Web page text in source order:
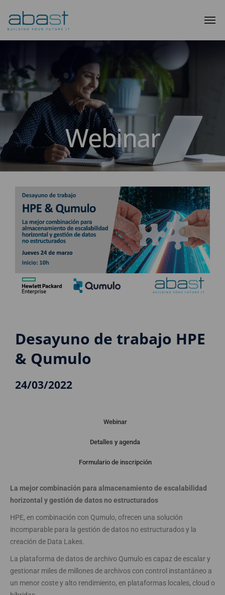
Webinar
Desayuno de trabajo HPE
& Qumulo
24/03/2022
Webinar
Detalles y agenda
Formulario de inscripción
La mejor combinación para almacenamiento de escalabilidad
horizontal y gestión de datos no estructurados
HPE, en combinación con Qumulo, ofrecen una solución
incomparable para la gestión de datos no estructurados y la
creación de Data Lakes.
La plataforma de datos de archivo Qumulo es capaz de escalar y
gestionar miles de millones de archivos con control instantáneo a
un menor coste y alto rendimiento, en plataformas locales, cloud o